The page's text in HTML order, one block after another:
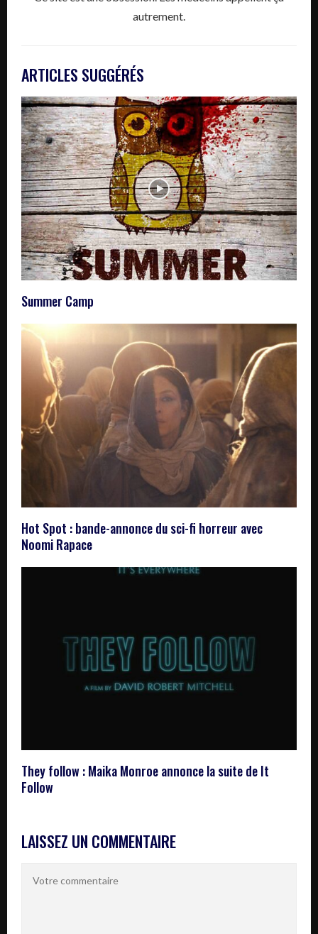
autrement.
ARTICLES SUGGÉRÉS
Summer Camp
Hot Spot : bande-annonce du sci-fi horreur avec
Noomi Rapace
They follow : Maika Monroe annonce la suite de It
Follow
LAISSEZ UN COMMENTAIRE